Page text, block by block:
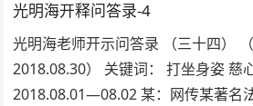
光明海开释问答录-4
光明海老师开示问答录 （三十四）
2018.08.30） 关键词： 打坐身姿 慈
2018.08.01—08.02 某：网传某著名